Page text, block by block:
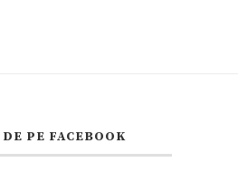
PE FACEBOOK